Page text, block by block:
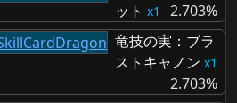
ット
1
2.703%
竜技の実：ブラ
ストキャノン
1
2.703%